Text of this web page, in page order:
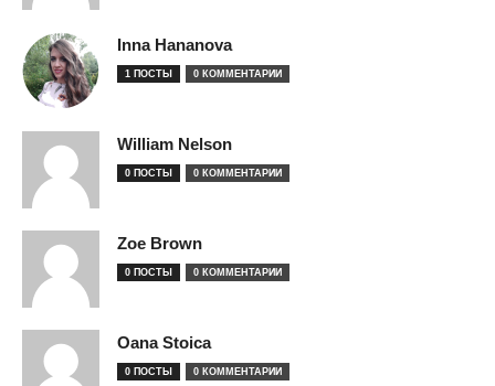
Inna Hananova
1 ПОСТЫ 0 КОММЕНТАРИИ
William Nelson
0 ПОСТЫ 0 КОММЕНТАРИИ
Zoe Brown
0 ПОСТЫ 0 КОММЕНТАРИИ
Oana Stoica
0 ПОСТЫ 0 КОММЕНТАРИИ